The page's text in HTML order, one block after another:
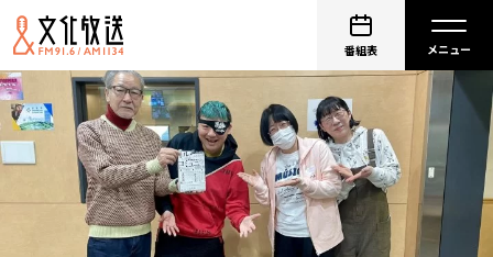
番組表